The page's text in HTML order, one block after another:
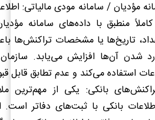
مؤدیان / سامانه مودی مالیاتی:
کاملاً منطبق با داده‌های سامانه
تاریخ‌ها یا مشخصات تراکنش‌ها
شدن آن‌ها افزایش می‌یابد. سازمان
استفاده می‌کند و عدم تطابق قابل
بانکی: یکی از مهم‌ترین
بانکی با ثبت‌های دفاتر است.